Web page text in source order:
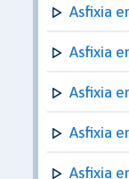
Asfixia
Asfixia
Asfixia
Asfixia
Asfixia